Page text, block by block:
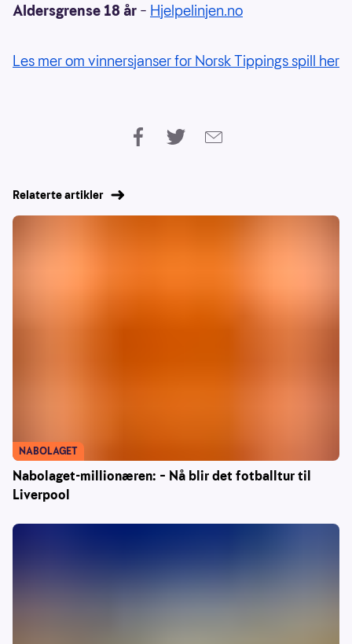
Aldersgrense 18 år – Hjelpelinjen.no
Les mer om vinnersjanser for Norsk Tippings spill her
Relaterte artikler
Nabolaget-millionæren: – Nå blir det fotballtur til
Liverpool
NABOLAGET